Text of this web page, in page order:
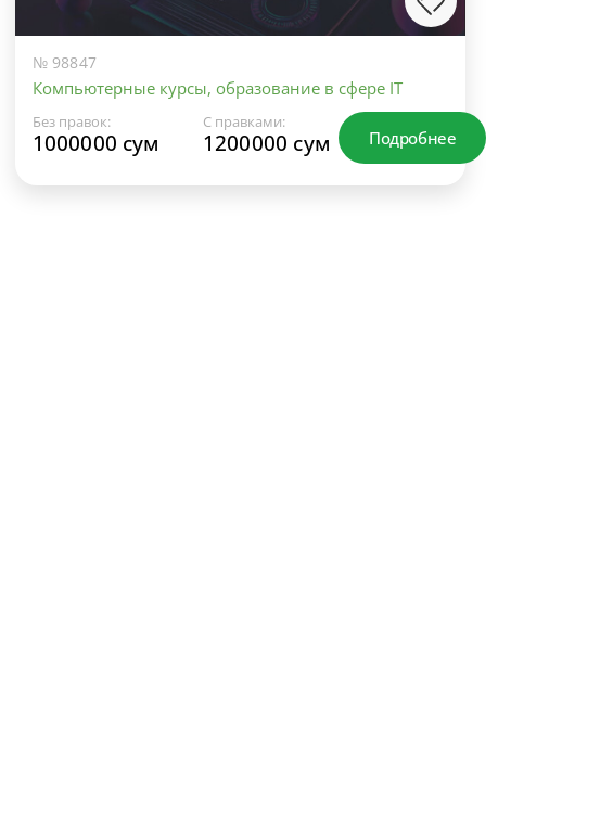
№ 98847
Компьютерные курсы, образование в сфере IT
Без правок:
1000000 сум
С правками:
1200000 сум Подробнее